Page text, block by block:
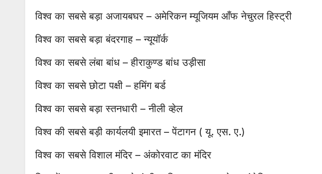
विश्व का सबसे बड़ा अजायबघर – अमेरिकन म्यूजियम आँफ नेचुरल हिस्ट्री
विश्व का सबसे बड़ा बंदरगाह – न्यूयॉर्क
विश्व का सबसे लंबा बांध – हीराकुण्ड बांध उड़ीसा
विश्व का सबसे छोटा पक्षी – हमिंग बर्ड
विश्व का सबसे बड़ा स्तनधारी – नीली व्हेल
विश्व की सबसे बड़ी कार्यलयी इमारत – पेंटागन ( यू. एस. ए.)
विश्व का सबसे विशाल मंदिर – अंकोरवाट का मंदिर